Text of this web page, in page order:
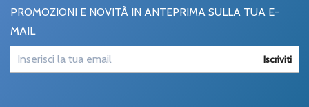
PROMOZIONI E NOVITÀ IN ANTEPRIMA SULLA TUA E-
MAIL
Iscriviti